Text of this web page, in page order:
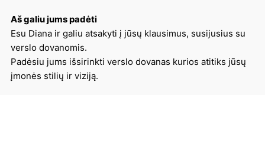
Aš galiu jums padėti
Esu Diana ir galiu atsakyti į jūsų klausimus, susijusius su
verslo dovanomis.
Padėsiu jums išsirinkti verslo dovanas kurios atitiks jūsų
įmonės stilių ir viziją.